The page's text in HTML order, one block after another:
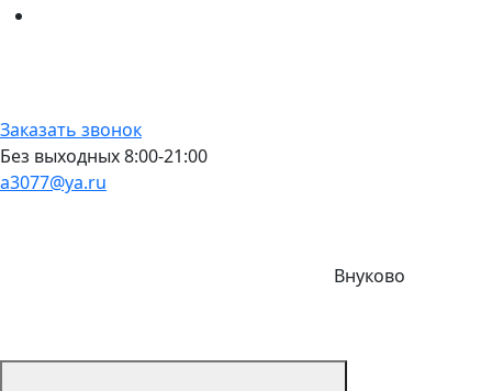
Заказать звонок
Без выходных 8:00-21:00
a3077@ya.ru
Внуково